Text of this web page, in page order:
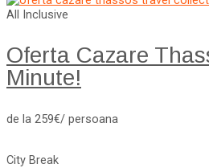
All Inclusive
Oferta Cazare
Minute!
de la 259€/ persoana
City Break